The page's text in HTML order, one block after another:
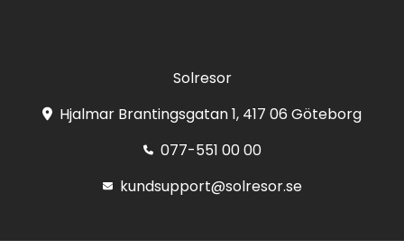
Solresor
Hjalmar Brantingsgatan 1, 417 06 Göteborg
077-551 00 00
kundsupport@solresor.se